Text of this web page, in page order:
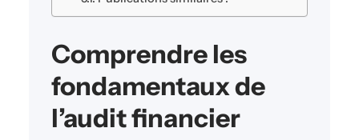
Comprendre les
fondamentaux de
l’audit financier